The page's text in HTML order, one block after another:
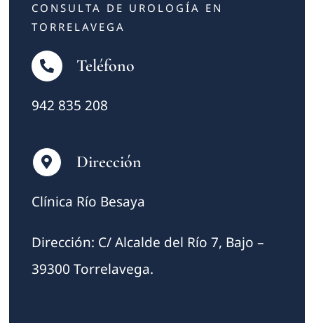
CONSULTA DE UROLOGÍA EN
TORRELAVEGA
Teléfono
942 835 208
Dirección
Clínica Río Besaya
Dirección: C/ Alcalde del Río 7, Bajo –
39300 Torrelavega.